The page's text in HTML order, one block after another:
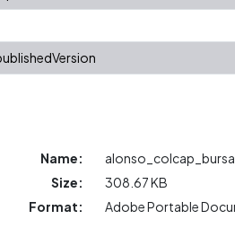
Name:
Size:
308.67 KB
Format:
Adobe Portable